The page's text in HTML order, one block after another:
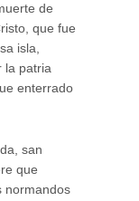
de
que fue
isla,
la patria
enterrado
san
que
normandos